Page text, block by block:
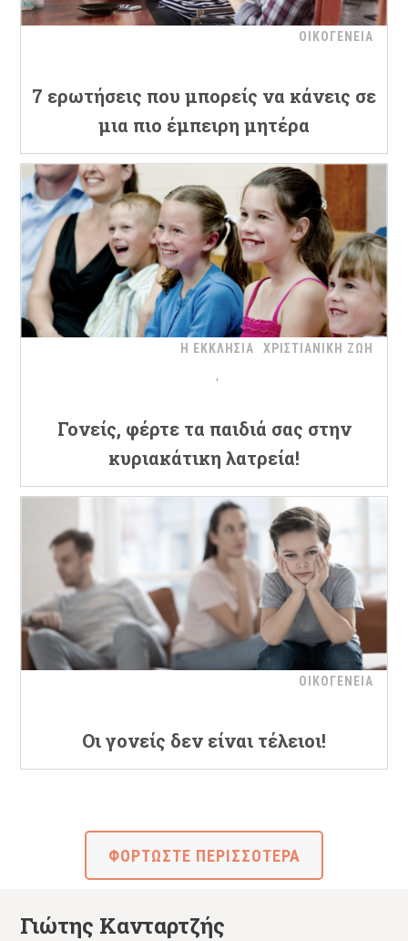
ΟΙΚΟΓΕΝΕΙΑ
7 ερωτήσεις που μπορείς να κάνεις σε
μια πιο έμπειρη μητέρα
Η ΕΚΚΛΗΣΙΑ ΧΡΙΣΤΙΑΝΙΚΗ ΖΩΗ
Γονείς, φέρτε τα παιδιά σας στην
κυριακάτικη λατρεία!
ΟΙΚΟΓΕΝΕΙΑ
Οι γονείς δεν είναι τέλειοι!
ΦΟΡΤΩΣΤΕ ΠΕΡΙΣΣΟΤΕΡΑ
Γιώτης Κανταρτζής